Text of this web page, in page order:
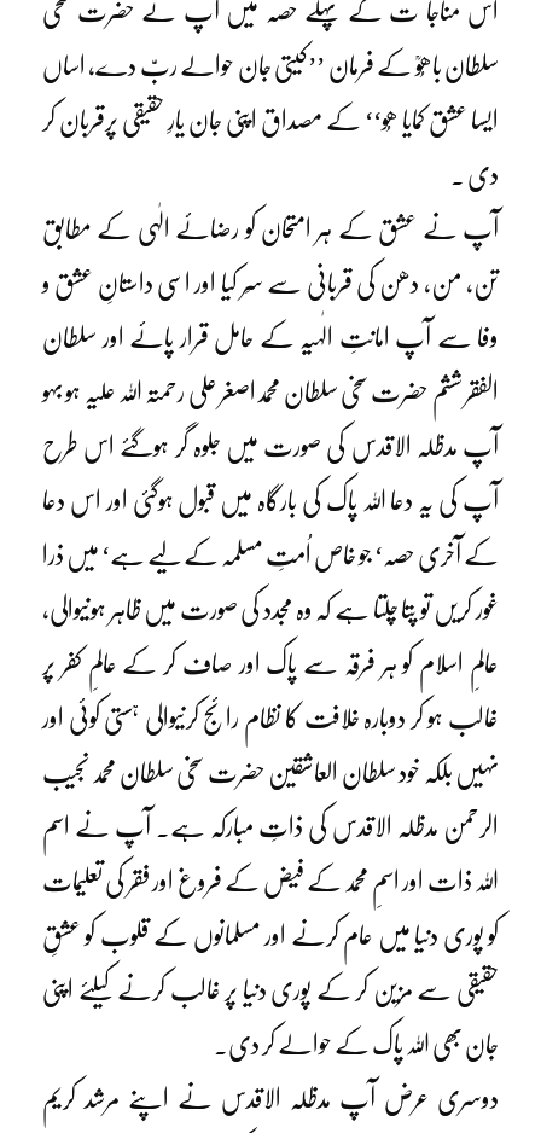
اس مناجا ت کے پہلے حصہ میں آپ نے حضرت سخی
سلطان باھُوؒ کے فرمان ’’کیتی جان حوالے ربّ دے، اساں
ایسا عشق کمایا ھُو‘‘ کے مصداق اپنی جان یارِ حقیقی پرقربان کر
دی ۔
آپ نے عشق کے ہر امتحان کو رضائے الٰہی کے مطابق
تن، من، دھن کی قربانی سے سَر کیا اور اسی داستانِ عشق و
وفا سے آپ امانتِ الٰہیہ کے حامل قرار پائے اور سلطان
الفقر ششم حضرت سخی سلطان محمداصغر علی رحمتہ اللہ علیہ ہو بہو
آپ مدظلہ الاقدس کی صورت میں جلوہ گر ہوگئے اس طرح
آپ کی یہ دعا اللہ پاک کی بارگاہ میں قبول ہوگئی اور اس دعا
کے آخری حصہ‘ جو خاص اُمتِ مسلمہ کے لیے ہے‘ میں ذرا
غور کریں تو پتا چلتا ہے کہ وہ مجدد کی صورت میں ظاہر ہونیوالی،
عالمِ اسلام کو ہر فرقہ سے پاک اور صاف کر کے عالمِ کفر پر
غالب ہو کر دوبارہ خلافت کا نظام رائج کرنیوالی ہستی کوئی اور
نہیں بلکہ خود سلطان العاشقین حضرت سخی سلطان محمد نجیب
الرحمن مدظلہ الاقدس کی ذاتِ مبارکہ ہے۔ آپ نے اسم
اللہ ذات اور اسمِ محمد کے فیض کے فروغ اور فقر کی تعلیمات
کو پوری دنیا میں عام کرنے اور مسلمانوں کے قلوب کو عشقِ
حقیقی سے مزین کر کے پوری دنیا پر غالب کرنے کیلئے اپنی
جان بھی اللہ پاک کے حوالے کر دی۔
دوسری عرض آپ مدظلہ الاقدس نے اپنے مرشد کریم